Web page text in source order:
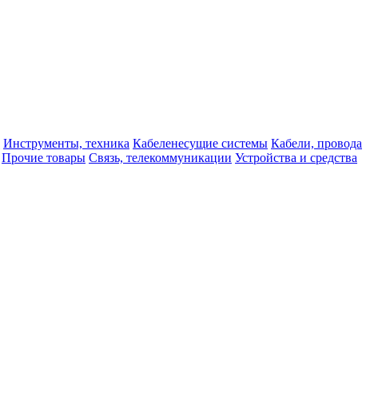
Инструменты, техника Кабеленесущие системы Кабели, провода
Прочие товары Связь, телекоммуникации Устройства и средства